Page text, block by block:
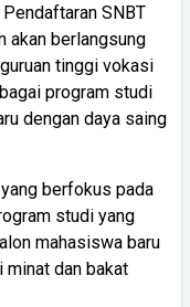
SNBT
akan berlangsung
tinggi vokasi
program studi
dengan daya saing
berfokus pada
studi yang
mahasiswa baru
minat dan bakat